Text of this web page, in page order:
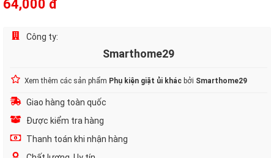
64,000 đ
Công ty:
Smarthome29
Xem thêm các sản phẩm Phụ kiện giặt ủi khác bởi Smarthome29
Giao hàng toàn quốc
Được kiểm tra hàng
Thanh toán khi nhận hàng